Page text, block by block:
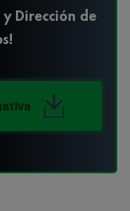
y Dirección de